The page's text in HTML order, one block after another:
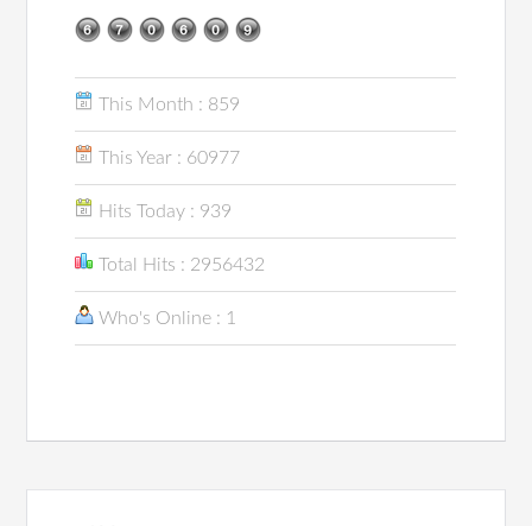
This Month : 859
This Year : 60977
Hits Today : 939
Total Hits : 2956432
Who's Online : 1